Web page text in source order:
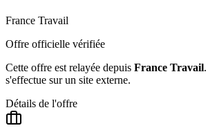
France Travail
Offre officielle vérifiée
Cette offre est relayée depuis France Travail.
s'effectue sur un site externe.
Détails de l'offre